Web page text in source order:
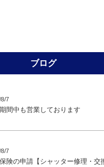
ブログ
7
間中も営業しております
7
険の申請【シャッター修理・交